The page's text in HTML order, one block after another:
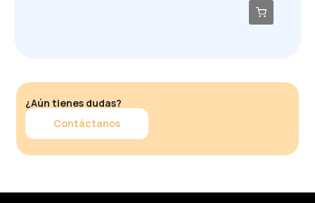
¿Aún tienes dudas?
Contáctanos